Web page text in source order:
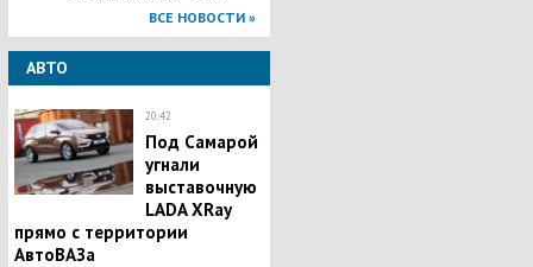
ВСЕ НОВОСТИ »
АВТО
20:42
Под Самарой
угнали
выставочную
LADA XRay
прямо с территории
АвтоВАЗа